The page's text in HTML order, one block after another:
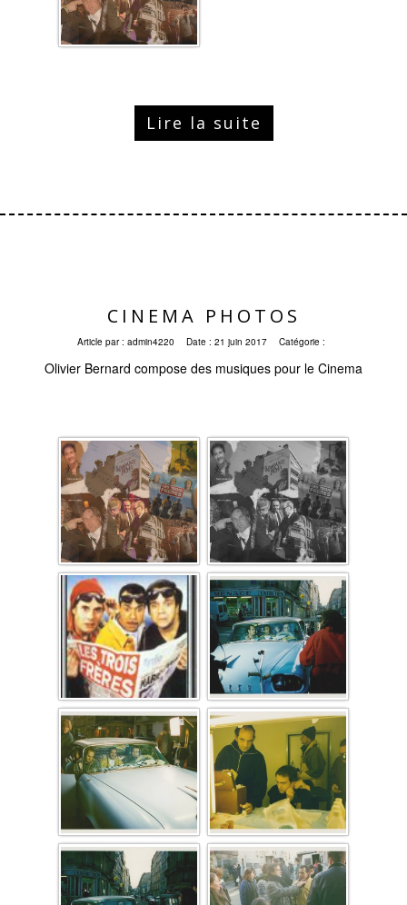
Lire la suite
CINEMA PHOTOS
Article par : admin4220 Date : 21 juin 2017 Catégorie :
Olivier Bernard compose des musiques pour le Cinema